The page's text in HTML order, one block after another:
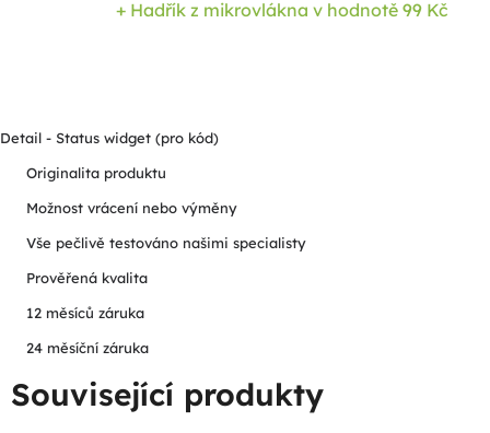
+ Hadřík z mikrovlákna v hodnotě 99 Kč
Detail - Status widget (pro kód)
Originalita produktu
Možnost vrácení nebo výměny
Vše pečlivě testováno našimi specialisty
Prověřená kvalita
12 měsíců záruka
24 měsíční záruka
Související produkty